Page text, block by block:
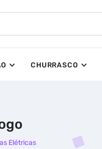
CHURRASCO
Elétricas